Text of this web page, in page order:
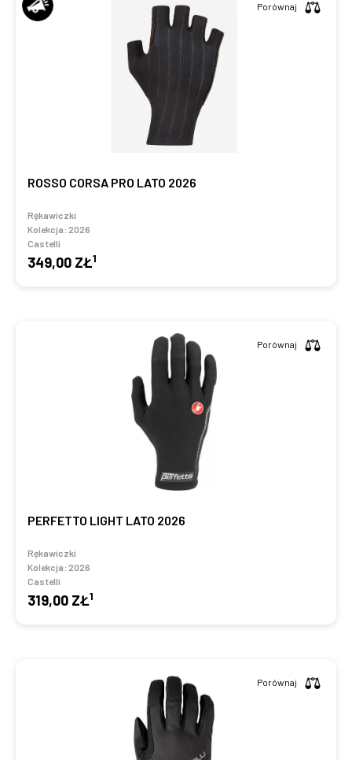
ROSSO CORSA PRO LATO 2026
Rękawiczki
Kolekcja: 2026
Castelli
349,00 ZŁ1
Porównaj
PERFETTO LIGHT LATO 2026
Rękawiczki
Kolekcja: 2026
Castelli
319,00 ZŁ1
Porównaj
Porównaj